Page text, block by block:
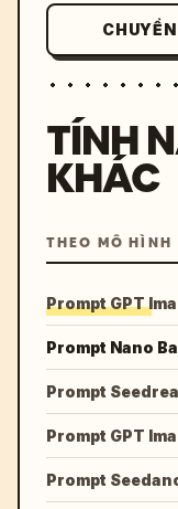
TÍNH
KHÁC
THEO MÔ HÌNH
Prompt GPT
Prompt Nano
Prompt
Prompt GPT
Prompt